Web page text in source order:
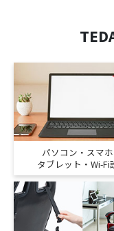
パソコン・スマホ
タブレット・Wi-Fi